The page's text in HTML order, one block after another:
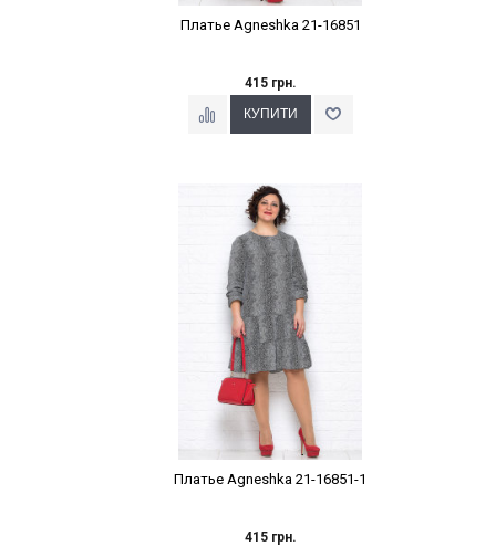
Платье Agneshka 21-16851
415 грн.
Наклейки Варіант з %
Платье Agneshka 21-16851-1
415 грн.